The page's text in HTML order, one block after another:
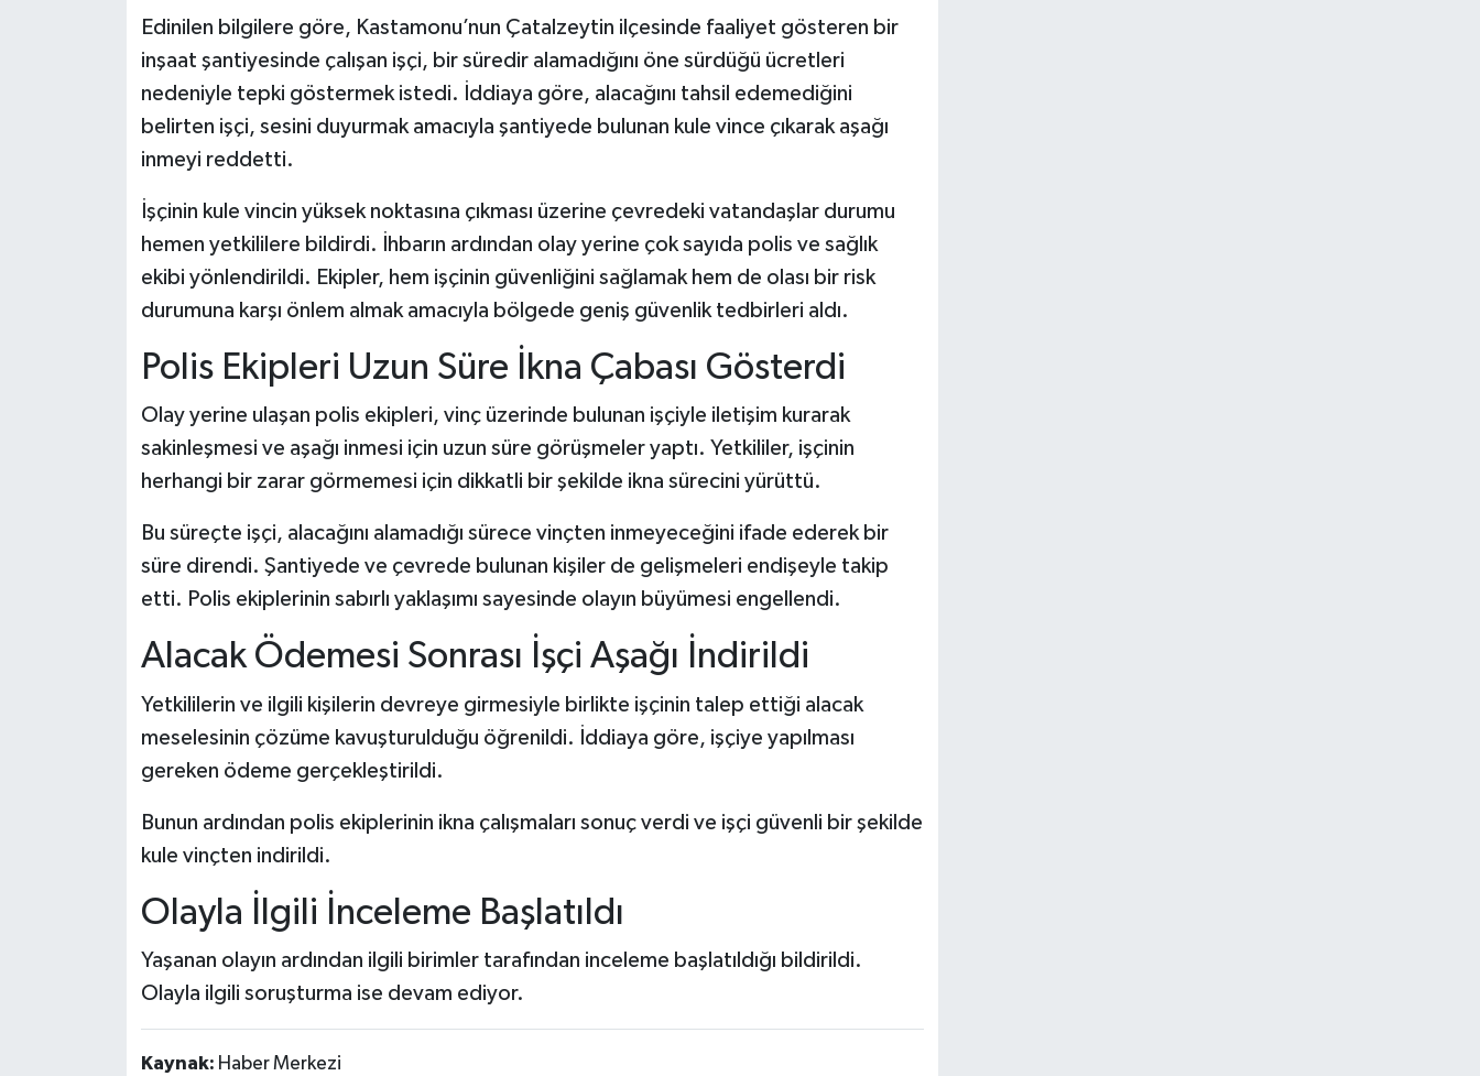
Edinilen bilgilere göre, Kastamonu’nun Çatalzeytin ilçesinde faaliyet gösteren bir
inşaat şantiyesinde çalışan işçi, bir süredir alamadığını öne sürdüğü ücretleri
nedeniyle tepki göstermek istedi. İddiaya göre, alacağını tahsil edemediğini
belirten işçi, sesini duyurmak amacıyla şantiyede bulunan kule vince çıkarak aşağı
inmeyi reddetti.
İşçinin kule vincin yüksek noktasına çıkması üzerine çevredeki vatandaşlar durumu
hemen yetkililere bildirdi. İhbarın ardından olay yerine çok sayıda polis ve sağlık
ekibi yönlendirildi. Ekipler, hem işçinin güvenliğini sağlamak hem de olası bir risk
durumuna karşı önlem almak amacıyla bölgede geniş güvenlik tedbirleri aldı.
Polis Ekipleri Uzun Süre İkna Çabası Gösterdi
Olay yerine ulaşan polis ekipleri, vinç üzerinde bulunan işçiyle iletişim kurarak
sakinleşmesi ve aşağı inmesi için uzun süre görüşmeler yaptı. Yetkililer, işçinin
herhangi bir zarar görmemesi için dikkatli bir şekilde ikna sürecini yürüttü.
Bu süreçte işçi, alacağını alamadığı sürece vinçten inmeyeceğini ifade ederek bir
süre direndi. Şantiyede ve çevrede bulunan kişiler de gelişmeleri endişeyle takip
etti. Polis ekiplerinin sabırlı yaklaşımı sayesinde olayın büyümesi engellendi.
Alacak Ödemesi Sonrası İşçi Aşağı İndirildi
Yetkililerin ve ilgili kişilerin devreye girmesiyle birlikte işçinin talep ettiği alacak
meselesinin çözüme kavuşturulduğu öğrenildi. İddiaya göre, işçiye yapılması
gereken ödeme gerçekleştirildi.
Bunun ardından polis ekiplerinin ikna çalışmaları sonuç verdi ve işçi güvenli bir şekilde
kule vinçten indirildi.
Olayla İlgili İnceleme Başlatıldı
Yaşanan olayın ardından ilgili birimler tarafından inceleme başlatıldığı bildirildi.
Olayla ilgili soruşturma ise devam ediyor.
Kaynak: Haber Merkezi
Yerel Haberler